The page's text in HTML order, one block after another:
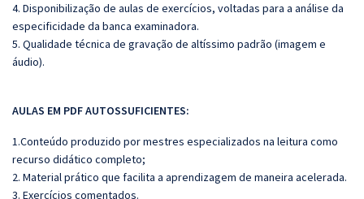
4. Disponibilização de aulas de exercícios, voltadas para a análise da
especificidade da banca examinadora.
5. Qualidade técnica de gravação de altíssimo padrão (imagem e
áudio).
AULAS EM PDF AUTOSSUFICIENTES:
1.Conteúdo produzido por mestres especializados na leitura como
recurso didático completo;
2. Material prático que facilita a aprendizagem de maneira acelerada.
3. Exercícios comentados.